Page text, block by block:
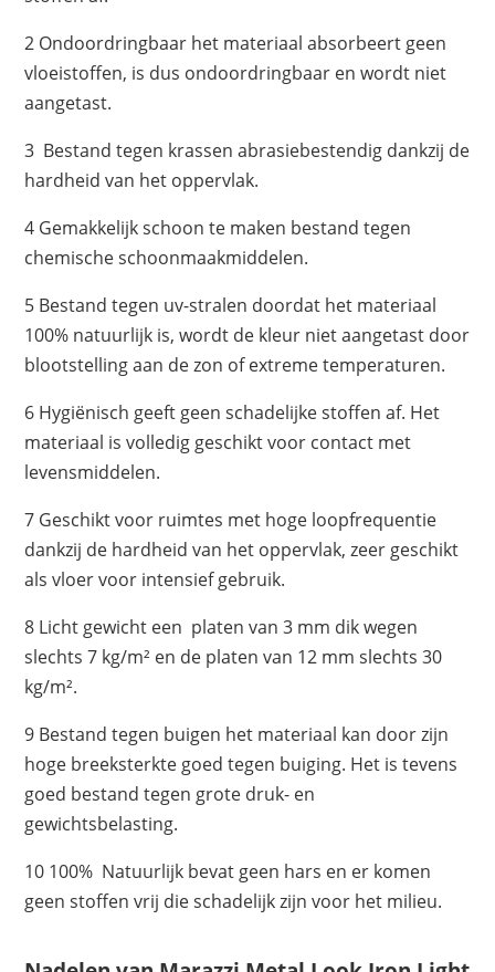
2 Ondoordringbaar het materiaal absorbeert geen
vloeistoffen, is dus ondoordringbaar en wordt niet
aangetast.
3 Bestand tegen krassen abrasiebestendig dankzij de
hardheid van het oppervlak.
4 Gemakkelijk schoon te maken bestand tegen
chemische schoonmaakmiddelen.
5 Bestand tegen uv-stralen doordat het materiaal
100% natuurlijk is, wordt de kleur niet aangetast door
blootstelling aan de zon of extreme temperaturen.
6 Hygiënisch geeft geen schadelijke stoffen af. Het
materiaal is volledig geschikt voor contact met
levensmiddelen.
7 Geschikt voor ruimtes met hoge loopfrequentie
dankzij de hardheid van het oppervlak, zeer geschikt
als vloer voor intensief gebruik.
8 Licht gewicht een platen van 3 mm dik wegen
slechts 7 kg/m² en de platen van 12 mm slechts 30
kg/m².
9 Bestand tegen buigen het materiaal kan door zijn
hoge breeksterkte goed tegen buiging. Het is tevens
goed bestand tegen grote druk- en
gewichtsbelasting.
10 100% Natuurlijk bevat geen hars en er komen
geen stoffen vrij die schadelijk zijn voor het milieu.